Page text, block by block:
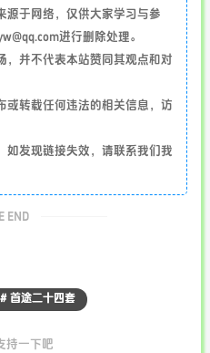
源于网络，仅供大家学习与参
进行删除处理。
，并不代表本站赞同其观点和对
或转载任何违法的相关信息，访
如发现链接失效，请联系我们我
END
# 首途二十四套
持一下吧